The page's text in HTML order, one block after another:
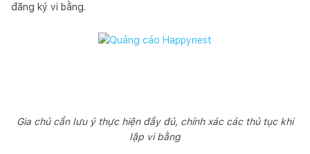
đăng ký vi bằng.
Gia chủ cần lưu ý thực hiện đầy đủ, chính xác các thủ tục khi
lập vi bằng